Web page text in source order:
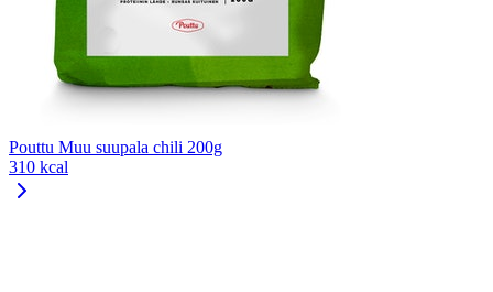
Pouttu Muu suupala chili 200g
310 kcal